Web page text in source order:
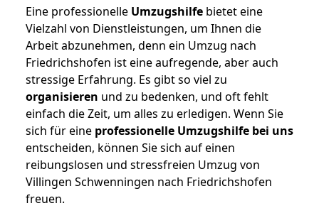
Eine professionelle Umzugshilfe bietet eine
Vielzahl von Dienstleistungen, um Ihnen die
Arbeit abzunehmen, denn ein Umzug nach
Friedrichshofen ist eine aufregende, aber auch
stressige Erfahrung. Es gibt so viel zu
organisieren und zu bedenken, und oft fehlt
einfach die Zeit, um alles zu erledigen. Wenn Sie
sich für eine professionelle Umzugshilfe bei uns
entscheiden, können Sie sich auf einen
reibungslosen und stressfreien Umzug von
Villingen Schwenningen nach Friedrichshofen
freuen.